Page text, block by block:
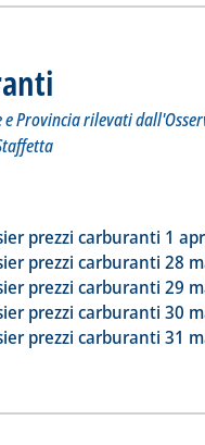
. Sottotitolo: I prezzi
Provincia rilevati
prezzi carburanti 1
prezzi carburanti 28
prezzi carburanti 29
prezzi carburanti 30
prezzi carburanti 31